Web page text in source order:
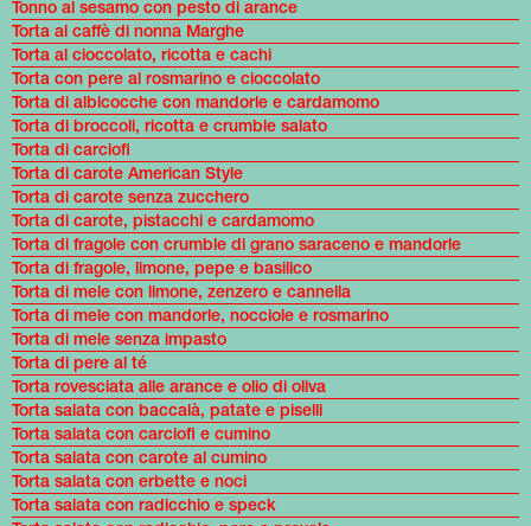
Tonno al sesamo con pesto di arance
Torta al caffè di nonna Marghe
Torta al cioccolato, ricotta e cachi
Torta con pere al rosmarino e cioccolato
Torta di albicocche con mandorle e cardamomo
Torta di broccoli, ricotta e crumble salato
Torta di carciofi
Torta di carote American Style
Torta di carote senza zucchero
Torta di carote, pistacchi e cardamomo
Torta di fragole con crumble di grano saraceno e mandorle
Torta di fragole, limone, pepe e basilico
Torta di mele con limone, zenzero e cannella
Torta di mele con mandorle, nocciole e rosmarino
Torta di mele senza impasto
Torta di pere al té
Torta rovesciata alle arance e olio di oliva
Torta salata con baccalà, patate e piselli
Torta salata con carciofi e cumino
Torta salata con carote al cumino
Torta salata con erbette e noci
Torta salata con radicchio e speck